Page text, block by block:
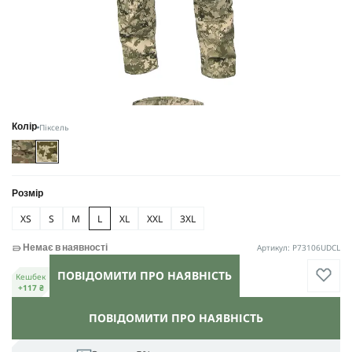
Колір Піксель
Розмір
XS S M L XL XXL 3XL
ПОВІДОМИТИ ПРО НАЯВНІСТЬ
Немає в наявності Артикул: P73106UDCL
Кешбек
+117 ₴
ПОВІДОМИТИ ПРО НАЯВНІСТЬ